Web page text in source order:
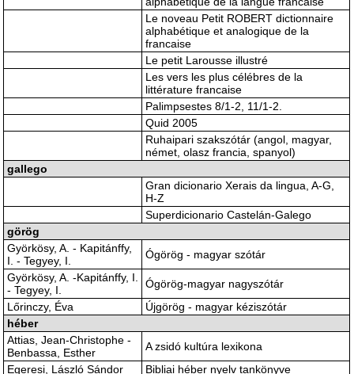
Le noveau Petit ROBERT dictionnaire
alphabétique et analogique de la
francaise
Le petit Larousse illustré
Les vers les plus célébres de la
littérature francaise
Palimpsestes 8/1-2, 11/1-2.
Quid 2005
Ruhaipari szakszótár (angol, magyar,
német, olasz francia, spanyol)
gallego
Gran dicionario Xerais da lingua, A-G,
H-Z
Superdicionario Castelán-Galego
görög
Györkösy, A. - Kapitánffy,
I. - Tegyey, I.
Ógörög - magyar szótár
Györkösy, A. -Kapitánffy, I.
- Tegyey, I.
Ógörög-magyar nagyszótár
Lőrinczy, Éva
Újgörög - magyar kéziszótár
héber
Attias, Jean-Christophe -
Benbassa, Esther
A zsidó kultúra lexikona
Egeresi, László Sándor
Bibliai héber nyelv tankönyve